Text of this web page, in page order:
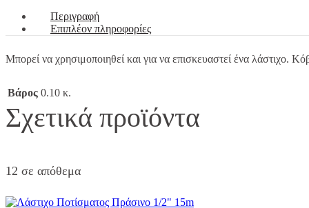
Περιγραφή
Επιπλέον πληροφορίες
Μπορεί να χρησιμοποιηθεί και για να επισκευαστεί ένα λάστιχο.
Βάρος 0.10 κ.
Σχετικά προϊόντα
12 σε απόθεμα